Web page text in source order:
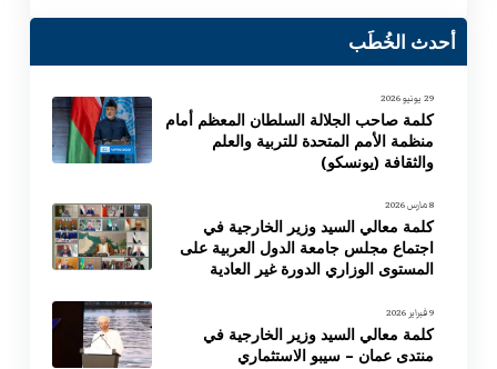
أحدث الخُطَب
29 يونيو 2026
كلمة صاحب الجلالة السلطان المعظم أمام
منظمة الأمم المتحدة للتربية والعلم
والثقافة (يونسكو)
8 مارس 2026
كلمة معالي السيد وزير الخارجية في
اجتماع مجلس جامعة الدول العربية على
المستوى الوزاري الدورة غير العادية
9 فبراير 2026
كلمة معالي السيد وزير الخارجية في
منتدى عمان – سيبو الاستثماري